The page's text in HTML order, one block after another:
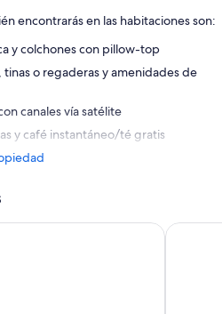
encontrarás en las habitaciones son:
y colchones con pillow-top
o regaderas y amenidades de
canales vía satélite
y café instantáneo/té gratis
Hotel by Maistra Collection
Hotel